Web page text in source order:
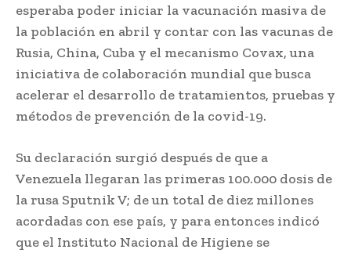
esperaba poder iniciar la vacunación masiva de
la población en abril y contar con las vacunas de
Rusia, China, Cuba y el mecanismo Covax, una
iniciativa de colaboración mundial que busca
acelerar el desarrollo de tratamientos, pruebas y
métodos de prevención de la covid-19.
Su declaración surgió después de que a
Venezuela llegaran las primeras 100.000 dosis de
la rusa Sputnik V; de un total de diez millones
acordadas con ese país, y para entonces indicó
que el Instituto Nacional de Higiene se